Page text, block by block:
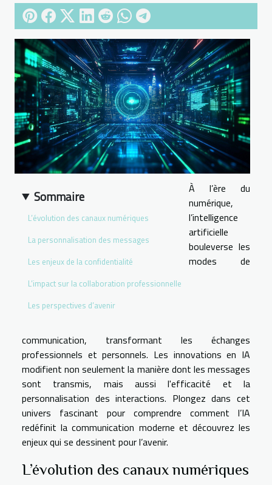
Sommaire
L’évolution des canaux numériques
La personnalisation des messages
Les enjeux de la confidentialité
L’impact sur la collaboration professionnelle
Les perspectives d’avenir
À l’ère du
numérique,
l’intelligence
artificielle
bouleverse les
modes de
communication, transformant les échanges
professionnels et personnels. Les innovations en IA
modifient non seulement la manière dont les messages
sont transmis, mais aussi l'efficacité et la
personnalisation des interactions. Plongez dans cet
univers fascinant pour comprendre comment l’IA
redéfinit la communication moderne et découvrez les
enjeux qui se dessinent pour l’avenir.
L’évolution des canaux numériques